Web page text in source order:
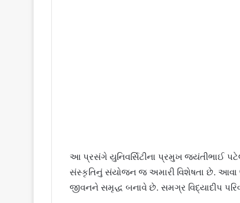
આ પ્રસંગે યુનિવર્સિટીના પ્રમુખ જયંતીભાઈ
સંસ્કૃતિનું સંયોજન જ અમારી વિશેષતા છે. આવા
જીવનને સમૃદ્ધ બનાવે છે. સમગ્ર વિદ્યાદીપ